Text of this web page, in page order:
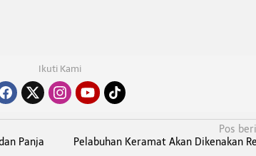
Ikuti Kami
Panja
Pos
Pelabuhan Keramat Akan Dikenakan